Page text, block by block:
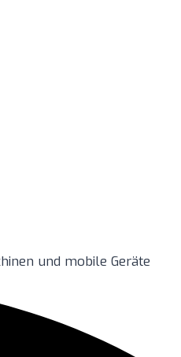
und mobile Geräte